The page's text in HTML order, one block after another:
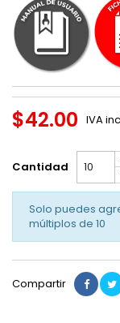
$42.00 IVA
Cantidad
Solo puedes
múltiplos de 10
Compartir